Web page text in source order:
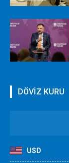
DÖVİZ KURU
USD